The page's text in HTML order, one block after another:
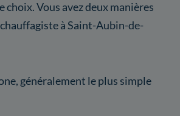
choix. Vous avez deux manières
à Saint-Aubin-de-
généralement le plus simple